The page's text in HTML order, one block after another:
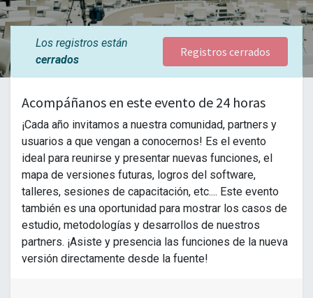
Los registros están
cerrados
Registros cerrados
Acompáñanos en este evento de 24 horas
¡Cada año invitamos a nuestra comunidad, partners y
usuarios a que vengan a conocernos! Es el evento
ideal para reunirse y presentar nuevas funciones, el
mapa de versiones futuras, logros del software,
talleres, sesiones de capacitación, etc.... Este evento
también es una oportunidad para mostrar los casos de
estudio, metodologías y desarrollos de nuestros
partners. ¡Asiste y presencia las funciones de la nueva
versión directamente desde la fuente!